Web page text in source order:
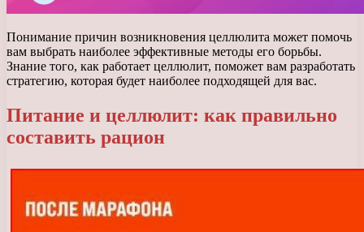
Понимание причин возникновения целлюлита может помочь
вам выбрать наиболее эффективные методы его борьбы.
Знание того, как работает целлюлит, поможет вам разработать
стратегию, которая будет наиболее подходящей для вас.
Питание и целлюлит: как правильно
составить рацион